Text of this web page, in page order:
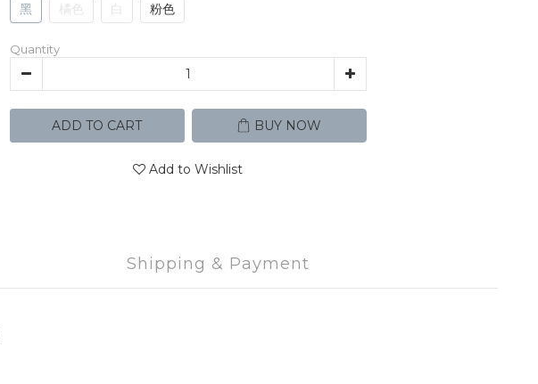
黑 橘色 白 粉色
Quantity
ADD TO CART BUY NOW
Add to Wishlist
Shipping & Payment